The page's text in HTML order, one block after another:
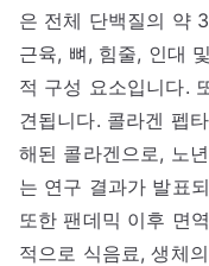
은 전체 단백질의 약
근육, 뼈, 힘줄, 인대
적 구성 요소입니다.
견됩니다. 콜라겐 펩
해된 콜라겐으로, 노
는 연구 결과가 발표
또한 팬데믹 이후 면
적으로 식음료, 생체